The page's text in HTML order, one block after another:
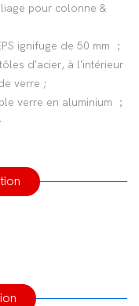
pour colonne &
ignifuge de 50 mm ；
d'acier, à l'intérieur
verre ;
verre en aluminium ；